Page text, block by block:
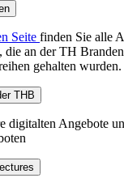
Seite finden Sie alle
die an der TH
gehalten wurden.
THB
digitalten Angebote